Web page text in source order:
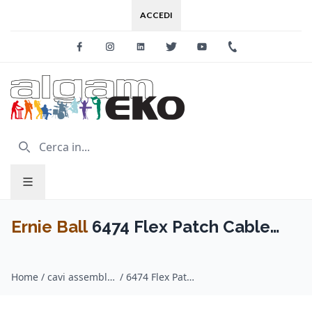
ACCEDI
FacebookInstagramLinkedinTwitter Youtube
Ernie Ball6474 Flex Patch Cable
Home / cavi assemblati per strumenti musicali / Ernie Ball / 6474 Flex Patch Cable Glow in Dark 7.62 cm 3pk